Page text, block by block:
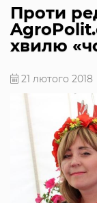
Проти
хвилю
21 лютого 2018